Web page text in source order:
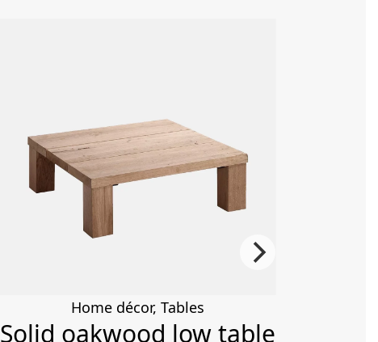
Home décor,Tables
Solid oakwood low table